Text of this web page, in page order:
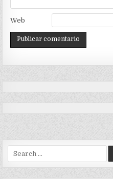
Web
Search
for: